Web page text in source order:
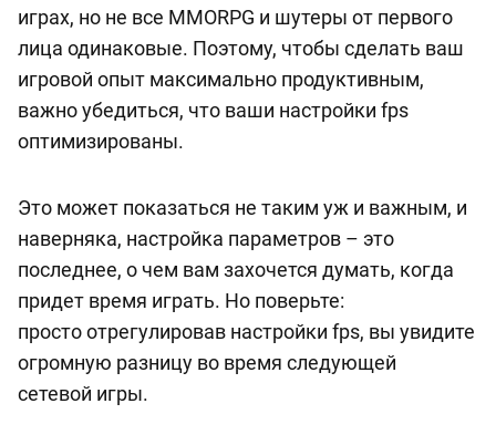
играх, но не все MMORPG и шутеры от первого
лица одинаковые. Поэтому, чтобы сделать ваш
игровой опыт максимально продуктивным,
важно убедиться, что ваши настройки fps
оптимизированы.
Это может показаться не таким уж и важным, и
наверняка, настройка параметров – это
последнее, о чем вам захочется думать, когда
придет время играть. Но поверьте:
просто отрегулировав настройки fps, вы увидите
огромную разницу во время следующей
сетевой игры.